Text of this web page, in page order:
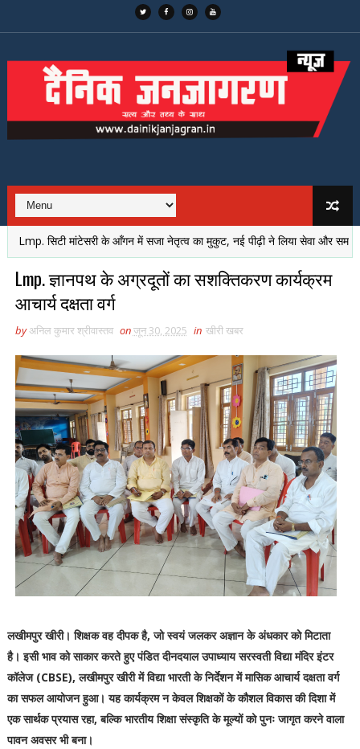
सिटी मांटेसरी के आँगन में सजा नेतृत्व का मुकुट, नई पीढ़ी ने लिया सेवा और समर्पण का
Lmp. ज्ञानपथ के अग्रदूतों का सशक्तिकरण कार्यक्रम
आचार्य दक्षता वर्ग
byअनिल कुमार श्रीवास्तव onजून 30, 2025 in खीरी खबर
लखीमपुर खीरी। शिक्षक वह दीपक है, जो स्वयं जलकर अज्ञान के अंधकार को मिटाता
है। इसी भाव को साकार करते हुए पंडित दीनदयाल उपाध्याय सरस्वती विद्या मंदिर इंटर
कॉलेज (CBSE), लखीमपुर खीरी में विद्या भारती के निर्देशन में मासिक आचार्य दक्षता वर्ग
का सफल आयोजन हुआ। यह कार्यक्रम न केवल शिक्षकों के कौशल विकास की दिशा में
एक सार्थक प्रयास रहा, बल्कि भारतीय शिक्षा संस्कृति के मूल्यों को पुनः जागृत करने वाला
पावन अवसर भी बना।